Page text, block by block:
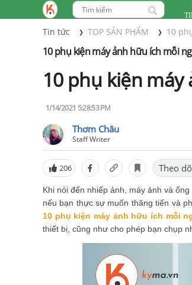
Tin tức TOP SẢN PHẨM 10
10 phụ kiện máy ảnh hữu ích mỗi
10 phụ kiện
1/14/2021 5:28:53 PM
Thơm Châu
Staff Writer
206 Theo
Khi nói đến nhiếp ảnh, máy ảnh và
nếu bạn thực sự muốn thăng tiến và
10 phụ kiện máy ảnh hữu ích mỗi
thiết bị, cũng như cho phép bạn chụp